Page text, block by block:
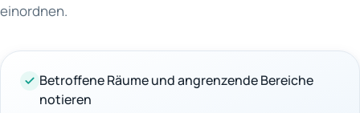
einordnen.
Betroffene Räume und angrenzende Bereiche
notieren